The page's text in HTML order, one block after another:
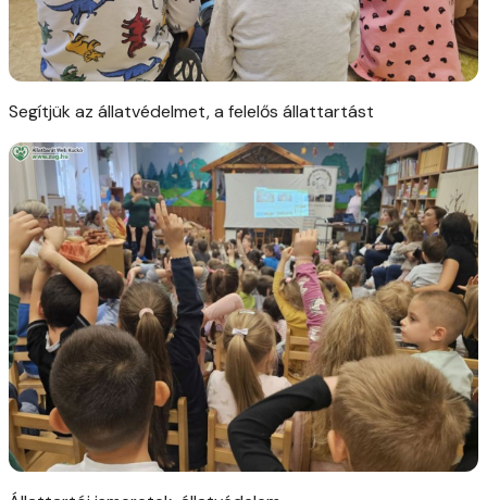
Segítjük az állatvédelmet, a felelős állattartást